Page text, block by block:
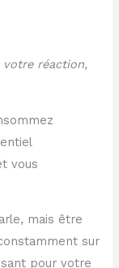
réaction,
vous
mais être
sur
pour votre